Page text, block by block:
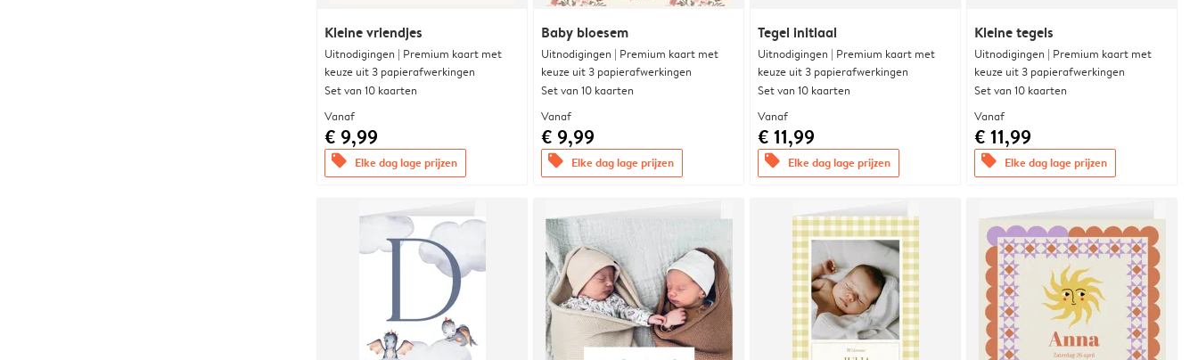
Kleine vriendjes
Uitnodigingen | Premium kaart met
keuze uit 3 papierafwerkingen
Set van 10 kaarten
Vanaf
€ 9,99
offers Elke dag lage prijzen
Baby bloesem
Uitnodigingen | Premium kaart met
keuze uit 3 papierafwerkingen
Set van 10 kaarten
Vanaf
€ 9,99
offers Elke dag lage prijzen
Tegel initiaal
Uitnodigingen | Premium kaart met
keuze uit 3 papierafwerkingen
Set van 10 kaarten
Vanaf
€ 11,99
offers Elke dag lage prijzen
Kleine tegels
Uitnodigingen | Premium kaart met
keuze uit 3 papierafwerkingen
Set van 10 kaarten
Vanaf
€ 11,99
offers Elke dag lage prijzen